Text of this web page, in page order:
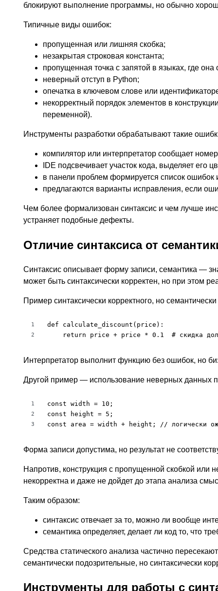
блокируют выполнение программы, но обычно
Типичные виды ошибок:
пропущенная или лишняя скобка;
незакрытая строковая константа;
пропущенная точка с запятой в языках, где она
неверный отступ в Python;
опечатка в ключевом слове или
некорректный порядок элементов в
переменной).
Инструменты разработки обрабатывают такие
компилятор или интерпретатор сообщает
IDE подсвечивает участок кода, выделяет его
в панели проблем формируется список ошибок
предлагаются варианты исправления, если
Чем более формализован синтаксис и чем лучше
устраняет подобные дефекты.
Отличие синтаксиса от
Синтаксис описывает форму записи, семантика —
может быть синтаксически корректен, но при этом
Пример синтаксически корректного, но
1
2
def calculate_discount(price):
return price + price * 0.1  # скидка
Интерпретатор выполнит функцию без ошибок, но
Другой пример — использование неверных данных
1
2
3
const width = 10;
const height = 5;
const area = width + height; // логически
Форма записи допустима, но результат не
Напротив, конструкция с пропущенной скобкой или
некорректна и даже не дойдет до этапа анализа
Таким образом:
синтаксис отвечает за то, можно ли вообще
семантика определяет, делает ли код то, что
Средства статического анализа частично
семантически подозрительные, но синтаксически
Инструменты для работы с